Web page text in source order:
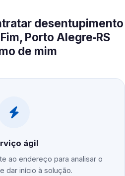
desentupimento
Porto Alegre‑RS
de mim
ágil
ao endereço para analisar o
dar início à solução.